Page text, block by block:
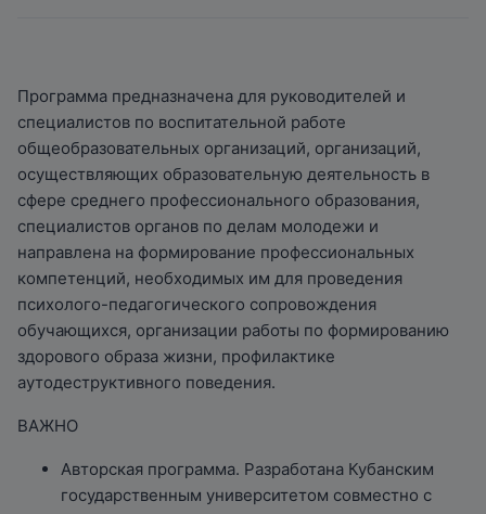
Программа предназначена для руководителей и
специалистов по воспитательной работе
общеобразовательных организаций, организаций,
осуществляющих образовательную деятельность в
сфере среднего профессионального образования,
специалистов органов по делам молодежи и
направлена на формирование профессиональных
компетенций, необходимых им для проведения
психолого-педагогического сопровождения
обучающихся, организации работы по формированию
здорового образа жизни, профилактике
аутодеструктивного поведения.
ВАЖНО
Авторская программа. Разработана Кубанским
государственным университетом совместно с